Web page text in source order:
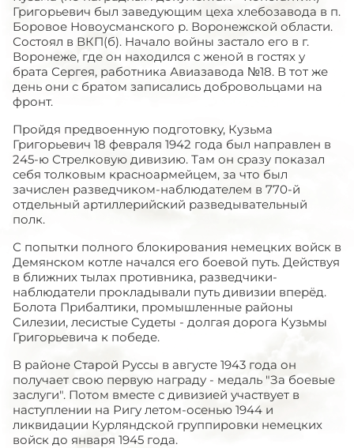
Григорьевич был заведующим цеха хлебозавода в п.
Боровое Новоусманского р. Воронежской области.
Состоял в ВКП(б). Начало войны застало его в г.
Воронеже, где он находился с женой в гостях у
брата Сергея, работника Авиазавода №18. В тот же
день они с братом записались добровольцами на
фронт.
Пройдя предвоенную подготовку, Кузьма
Григорьевич 18 февраля 1942 года был направлен в
245-ю Стрелковую дивизию. Там он сразу показал
себя толковым красноармейцем, за что был
зачислен разведчиком-наблюдателем в 770-й
отдельный артиллерийский разведывательный
полк.
С попытки полного блокирования немецких войск в
Демянском котле начался его боевой путь. Действуя
в ближних тылах противника, разведчики-
наблюдатели прокладывали путь дивизии вперёд.
Болота Прибалтики, промышленные районы
Силезии, лесистые Судеты - долгая дорога Кузьмы
Григорьевича к победе.
В районе Старой Руссы в августе 1943 года он
получает свою первую награду - медаль "За боевые
заслуги". Потом вместе с дивизией участвует в
наступлении на Ригу летом-осенью 1944 и
ликвидации Курляндской группировки немецких
войск до января 1945 года.